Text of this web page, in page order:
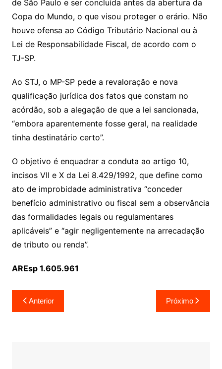
de São Paulo e ser concluída antes da abertura da
Copa do Mundo, o que visou proteger o erário. Não
houve ofensa ao Código Tributário Nacional ou à
Lei de Responsabilidade Fiscal, de acordo com o
TJ-SP.
Ao STJ, o MP-SP pede a revaloração e nova
qualificação jurídica dos fatos que constam no
acórdão, sob a alegação de que a lei sancionada,
“embora aparentemente fosse geral, na realidade
tinha destinatário certo”.
O objetivo é enquadrar a conduta ao artigo 10,
incisos VII e X da Lei 8.429/1992, que define como
ato de improbidade administrativa “conceder
benefício administrativo ou fiscal sem a observância
das formalidades legais ou regulamentares
aplicáveis” e “agir negligentemente na arrecadação
de tributo ou renda”.
AREsp 1.605.961
Navegação
de
Anterior Próximo